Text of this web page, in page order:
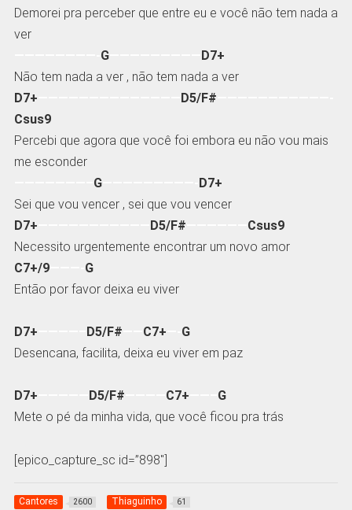
Demorei pra perceber que entre eu e você não tem nada a
ver
G————————— D7+
Não tem nada a ver , não tem nada a ver
D7+
D5/F#
Csus9
Percebi que agora que você foi embora eu não vou mais
me esconder
G—————————- D7+
Sei que vou vencer , sei que vou vencer
D7+
D5/F#
Csus9
Necessito urgentemente encontrar um novo amor
C7+/9———- G
Então por favor deixa eu viver
D7+ D5/F# C7+
G
Desencana, facilita, deixa eu viver em paz
D7+ D5/F# C7+
G
Mete o pé da minha vida, que você ficou pra trás
[epico_capture_sc id=”898″]
Cantores 2600 Thiaguinho 61